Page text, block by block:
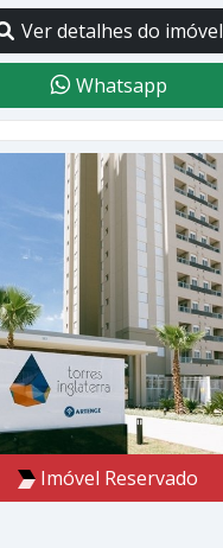
Ver detalhes do imóvel
Whatsapp
Imóvel Reservado